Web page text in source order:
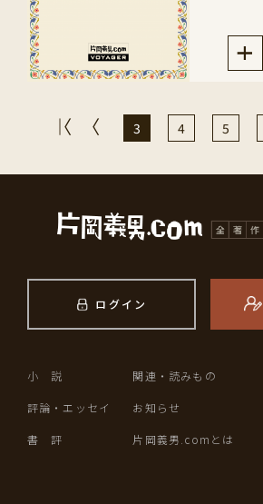
3 4 5
ログイン
小 説
評論・エッセイ
書 評
関連・読みもの
お知らせ
片岡義男.comとは